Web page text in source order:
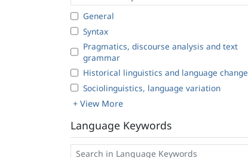
General
Syntax
Pragmatics, discourse analysis and text
grammar
Historical linguistics and language change
Sociolinguistics, language variation
+ View More
Language Keywords